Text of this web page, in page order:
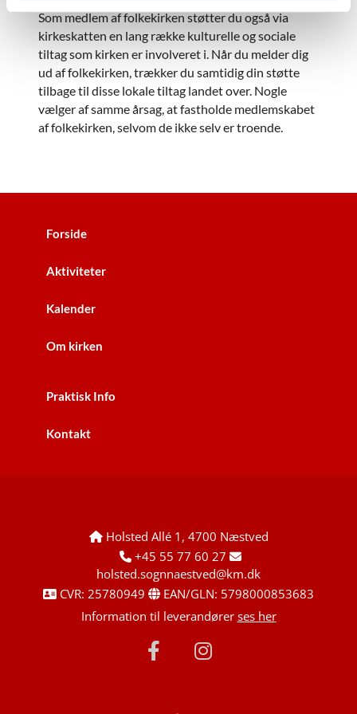
Som medlem af folkekirken støtter du også via
kirkeskatten en lang række kulturelle og sociale
tiltag som kirken er involveret i. Når du melder dig
ud af folkekirken, trækker du samtidig din støtte
tilbage til disse lokale tiltag landet over. Nogle
vælger af samme årsag, at fastholde medlemskabet
af folkekirken, selvom de ikke selv er troende.
Forside
Aktiviteter
Kalender
Om kirken
Praktisk Info
Kontakt
Holsted Allé 1, 4700 Næstved
+45 55 77 60 27 
holsted.sognnaestved@km.dk
 CVR: 25780949  EAN/GLN: 5798000853683
Information til leverandører ses her